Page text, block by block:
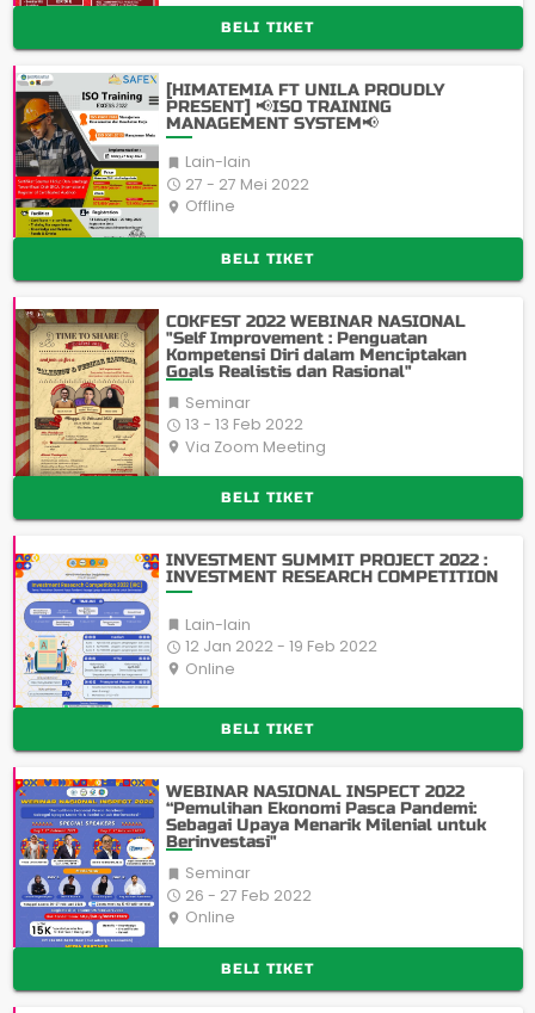
BELI TIKET
[HIMATEMIA FT UNILA PROUDLY
PRESENT] 📢ISO TRAINING
MANAGEMENT SYSTEM📢
 Lain-lain
 27 - 27 Mei 2022
place Offline
BELI TIKET
COKFEST 2022 WEBINAR NASIONAL
"Self Improvement : Penguatan
Kompetensi Diri dalam Menciptakan
Goals Realistis dan Rasional"
Seminar
 13 - 13 Feb 2022
place Via Zoom Meeting
BELI TIKET
INVESTMENT SUMMIT PROJECT 2022 :
INVESTMENT RESEARCH COMPETITION
Lain-lain
 12 Jan 2022 - 19 Feb 2022
place Online
BELI TIKET
WEBINAR NASIONAL INSPECT 2022
“Pemulihan Ekonomi Pasca Pandemi:
Sebagai Upaya Menarik Milenial untuk
Berinvestasi"
 Seminar
 26 - 27 Feb 2022
place Online
BELI TIKET